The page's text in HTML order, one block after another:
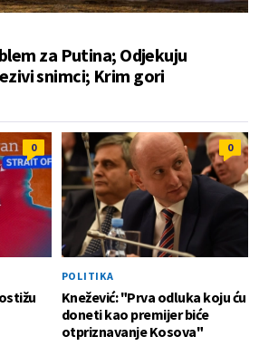
za Putina; Odjekuju
snimci; Krim gori
0 0
POLITIKA
Knežević: "Prva odluka koju ću
doneti kao premijer biće
otpriznavanje Kosova"